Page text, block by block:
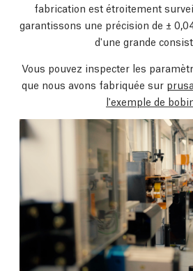
fabrication est étroitement
garantissons une précision de ±
d'une grande
Vous pouvez inspecter les
que nous avons fabriquée sur
l'exemple de